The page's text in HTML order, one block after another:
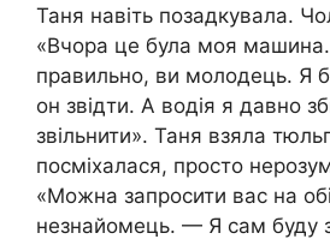
Таня навіть позадкувала.
«Вчора це була моя
правильно, ви молодець. Я
он звідти. А водія я давно
звільнити». Таня взяла
посміхалася, просто
«Можна запросити вас на
незнайомець. — Я сам буду